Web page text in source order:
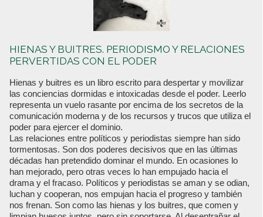
HIENAS Y BUITRES. PERIODISMO Y RELACIONES
PERVERTIDAS CON EL PODER
Hienas y buitres es un libro escrito para despertar y movilizar
las conciencias dormidas e intoxicadas desde el poder. Leerlo
representa un vuelo rasante por encima de los secretos de la
comunicación moderna y de los recursos y trucos que utiliza el
poder para ejercer el dominio.
Las relaciones entre políticos y periodistas siempre han sido
tormentosas. Son dos poderes decisivos que en las últimas
décadas han pretendido dominar el mundo. En ocasiones lo
han mejorado, pero otras veces lo han empujado hacia el
drama y el fracaso. Políticos y periodistas se aman y se odian,
luchan y cooperan, nos empujan hacia el progreso y también
nos frenan. Son como las hienas y los buitres, que comen y